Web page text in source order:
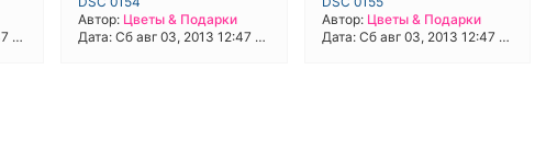
Автор: Цветы & Подарки
Дата: Сб авг 03, 2013 12:47 pm
Автор: Цветы & Подарки
Дата: Сб авг 03, 2013 12:47 pm